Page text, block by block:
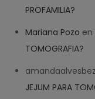
PROFAMILIA?
Mariana Pozo en
TOMOGRAFIA?
JEJUM PARA